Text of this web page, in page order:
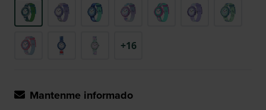
+16
Mantenme informado